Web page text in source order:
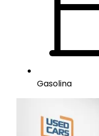
Gasolina